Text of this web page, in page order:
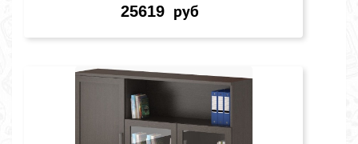
25619 руб